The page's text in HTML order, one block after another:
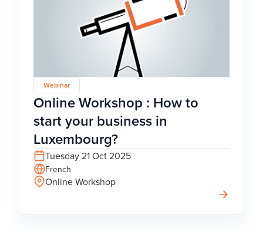
Webinar
Online Workshop : How to
start your business in
Luxembourg?
Tuesday 21 Oct 2025
French
Online Workshop